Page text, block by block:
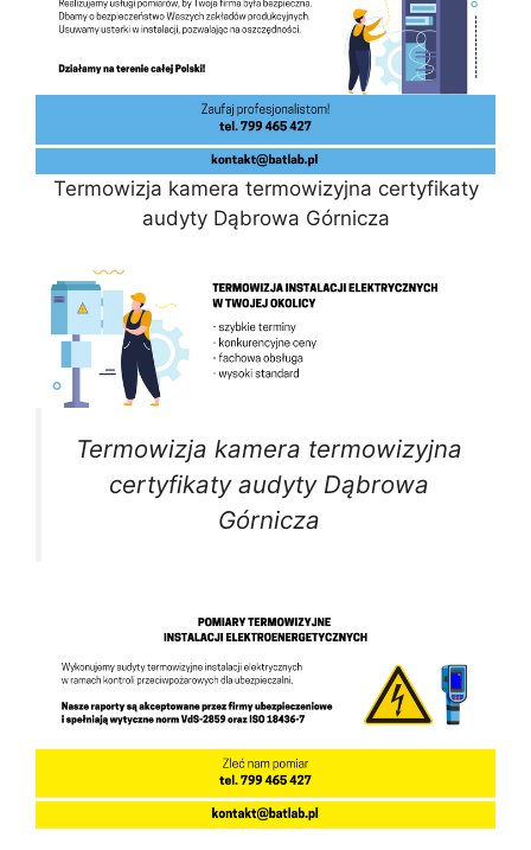
Termowizja kamera termowizyjna certyfikaty
audyty Dąbrowa Górnicza
Termowizja kamera termowizyjna
certyfikaty audyty Dąbrowa
Górnicza